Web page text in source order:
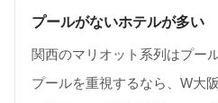
プールがないホテルが多い
関西のマリオット系列はプー
プールを重視するなら、W大